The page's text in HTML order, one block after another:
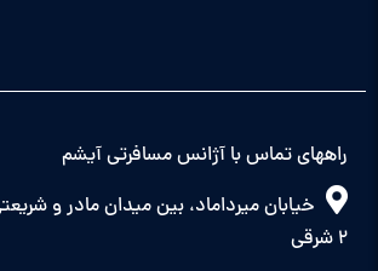
راههای تماس با آژانس مسافرتی آیشم
2 شرقی